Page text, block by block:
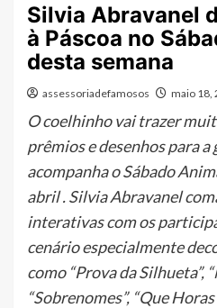
Silvia Abravanel
à Páscoa no
desta semana
assessoriadefamosos maio 18,
O coelhinho vai trazer
prêmios e desenhos para a
acompanha o Sábado
abril . Silvia Abravanel
interativas com os
cenário especialmente
como “Prova da Silhueta”,
“Sobrenomes”, “Que